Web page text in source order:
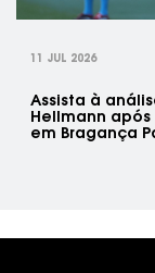
11 JUL 2026
Assista à
Hellmann
em Bragança